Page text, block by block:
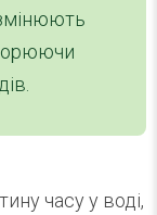
часу у воді,